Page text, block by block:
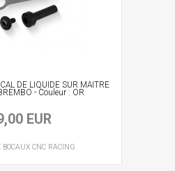
DE LIQUIDE SUR MAITRE
- Couleur : OR
EUR
BOCAUX CNC RACING